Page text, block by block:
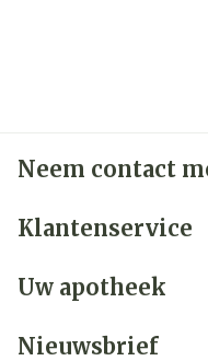
Neem contact
Klantenservice
Uw apotheek
Nieuwsbrief